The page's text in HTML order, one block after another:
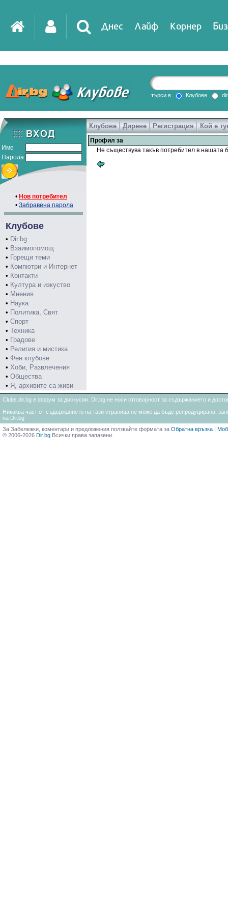
Днес Лайф Корнер
DirTV Impressio
Games
търси в Клубове
Име
Парола
• Нов потребител
• Забравена парола
Клубове
• Dir.bg
• Взаимопомощ
• Горещи теми
• Компютри и Интернет
• Контакти
• Култура и изкуство
• Мнения
• Наука
• Политика, Свят
• Спорт
• Техника
• Градове
• Религия и мистика
• Фен клубове
• Хоби, Развлечения
• Общества
• Я, архивите са живи
Клубове Дирене Регистрация Кой е
Профил за
Не съществува такъв потребител в нашата
Clubs.dir.bg е форум за дискусии. Dir.bg не носи отговорност за съдържанието и
Никаква част от съдържанието на тази страница не може да бъде репродуцирана,
на Dir.bg
За Забележки, коментари и предложения ползвайте формата за Обратна връзка |
© 2006-2026 Dir.bg Всички права запазени.